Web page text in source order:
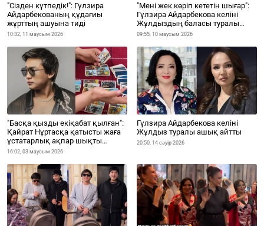
"Сізден күтпедік!": Гүлзира
Айдарбекованың құдағиы
жұрттың ашуына тиді
10:32, 11 маусым 2026
"Мені жек көріп кететін шығар":
Гүлзира Айдарбекова келіні
Жұлдыздың баласы туралы
(ВИДЕО)
09:55, 10 маусым 2026
"Басқа қызды екіқабат қылған":
Қайрат Нұртасқа қатысты жаға
ұстатарлық ақпар шықты
(ВИДЕО)
16:02, 03 маусым 2026
Гүлзира Айдарбекова келіні
Жұлдыз туралы ашық айтты
20:50, 14 сәуір 2026